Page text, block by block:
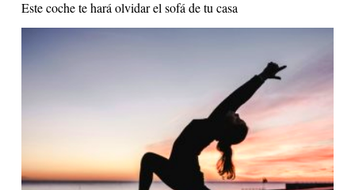
Este coche te hará olvidar el sofá de tu casa